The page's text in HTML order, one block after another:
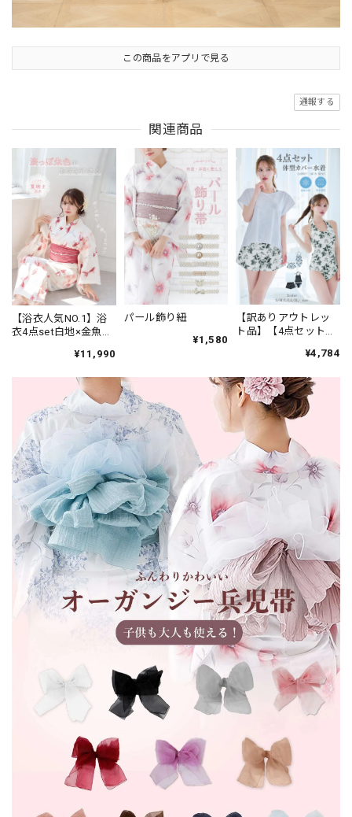
この商品をアプリで見る
通報する
関連商品
【浴衣人気NO.1】浴
衣4点set白地×金魚柄
ーラルpk】 K8¥11,990
パール飾り紐
¥1,580
【訳ありアウトレッ
ト品】【4点セット】
水着 上下セット ラッ
インナー tシャツ＆シ
ョートパンツ 25J
¥4,784